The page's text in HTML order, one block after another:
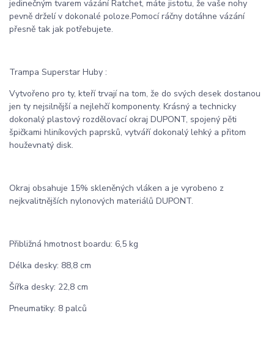
jedinečným tvarem vázání Ratchet, máte jistotu, že vaše nohy
pevně drželí v dokonalé poloze.Pomocí ráčny dotáhne vázání
přesně tak jak potřebujete.
Trampa Superstar Huby :
Vytvořeno pro ty, kteří trvají na tom, že do svých desek dostanou
jen ty nejsilnější a nejlehčí komponenty. Krásný a technicky
dokonalý plastový rozdělovací okraj DUPONT, spojený pěti
špičkami hliníkových paprsků, vytváří dokonalý lehký a přitom
houževnatý disk.
Okraj obsahuje 15% skleněných vláken a je vyrobeno z
nejkvalitnějších nylonových materiálů DUPONT.
Přibližná hmotnost boardu: 6,5 kg
Délka desky: 88,8 cm
Šířka desky: 22,8 cm
Pneumatiky: 8 palců